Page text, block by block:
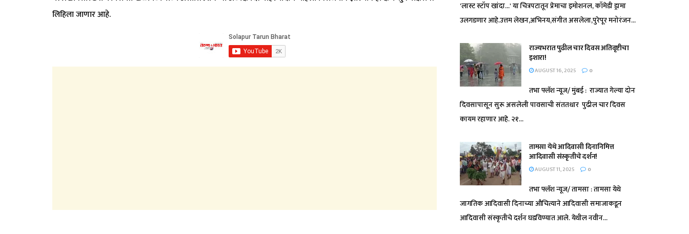
लिहिला जाणार आहे.
'लास्ट स्टॉप खांदा...' या चित्रपटातून प्रेमाचा इमोशनल, कॉमेडी ड्रामा
उलगडणार आहे.उत्तम लेखन,अभिनय,संगीत असलेला,पुरेपूर मनोरंजन...
राज्यभरात पुढील चार दिवस अतिवृष्टीचा
इशारा!
AUGUST 16, 2025 0
तभा फ्लॅश न्यूज/ मुंबई : राज्यात गेल्या दोन
दिवसापासून सुरू असलेली पावसाची संततधार पुढील चार दिवस
कायम रहाणार आहे. २१...
तामसा येथे आदिवासी दिनानिमित्त
आदिवासी संस्कृतीचे दर्शन!
AUGUST 11, 2025 0
तभा फ्लॅश न्यूज/ तामसा : तामसा येथे
जागतिक आदिवासी दिनाच्या औचित्याने आदिवासी समाजाकडून
आदिवासी संस्कृतीचे दर्शन घडविण्यात आले. येथील नवीन...